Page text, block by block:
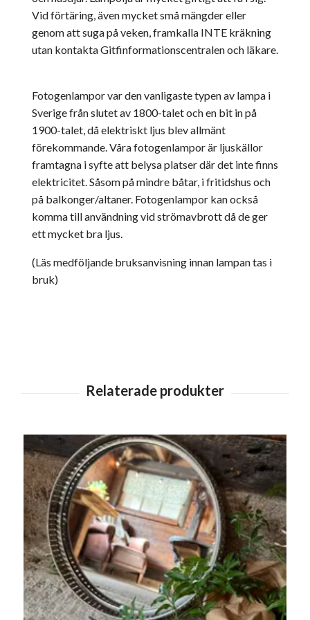
Vid förtäring, även mycket små mängder eller
genom att suga på veken, framkalla INTE kräkning
utan kontakta Gitfinformationscentralen och läkare.
Fotogenlampor var den vanligaste typen av lampa i
Sverige från slutet av 1800-talet och en bit in på
1900-talet, då elektriskt ljus blev allmänt
förekommande. Våra fotogenlampor är ljuskällor
framtagna i syfte att belysa platser där det inte finns
elektricitet. Såsom på mindre båtar, i fritidshus och
på balkonger/altaner. Fotogenlampor kan också
komma till användning vid strömavbrott då de ger
ett mycket bra ljus.
(Läs medföljande bruksanvisning innan lampan tas i
bruk)